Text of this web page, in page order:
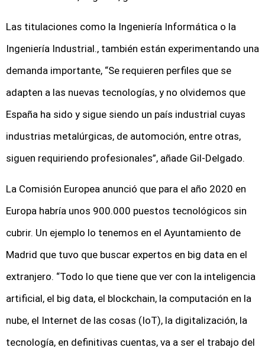
Las titulaciones como la Ingeniería Informática o la
Ingeniería Industrial., también están experimentando una
demanda importante, “Se requieren perfiles que se
adapten a las nuevas tecnologías, y no olvidemos que
España ha sido y sigue siendo un país industrial cuyas
industrias metalúrgicas, de automoción, entre otras,
siguen requiriendo profesionales”, añade Gil-Delgado.
La Comisión Europea anunció que para el año 2020 en
Europa habría unos 900.000 puestos tecnológicos sin
cubrir. Un ejemplo lo tenemos en el Ayuntamiento de
Madrid que tuvo que buscar expertos en big data en el
extranjero. “Todo lo que tiene que ver con la inteligencia
artificial, el big data, el blockchain, la computación en la
nube, el Internet de las cosas (IoT), la digitalización, la
tecnología, en definitivas cuentas, va a ser el trabajo del